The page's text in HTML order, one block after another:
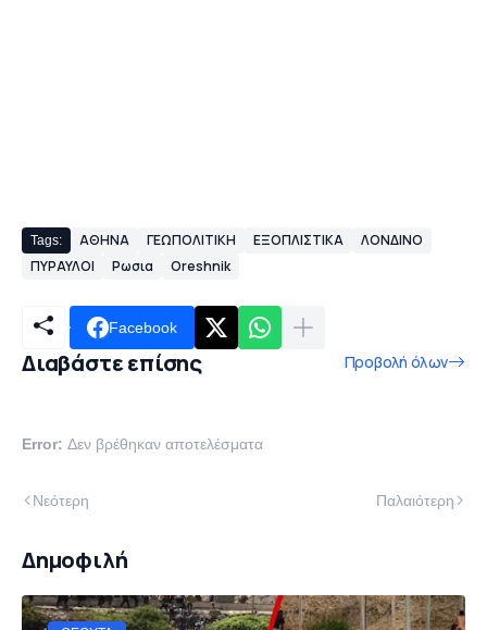
Tags: ΑΘΗΝΑ ΓΕΩΠΟΛΙΤΙΚΗ ΕΞΟΠΛΙΣΤΙΚΑ
ΛΟΝΔΙΝΟ
ΠΥΡΑΥΛΟΙ
Ρωσια Oreshnik
Facebook
Διαβάστε επίσης Προβολή όλων
Error: Δεν βρέθηκαν αποτελέσματα
Νεότερη Παλαιότερη
Δημοφιλή